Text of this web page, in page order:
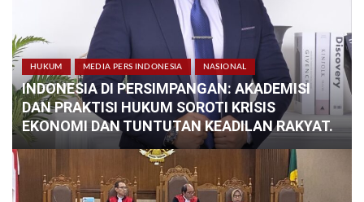
HUKUM MEDIA PERS INDONESIA NASIONAL
INDONESIA DI PERSIMPANGAN: AKADEMISI
DAN PRAKTISI HUKUM SOROTI KRISIS
EKONOMI DAN TUNTUTAN KEADILAN RAKYAT.